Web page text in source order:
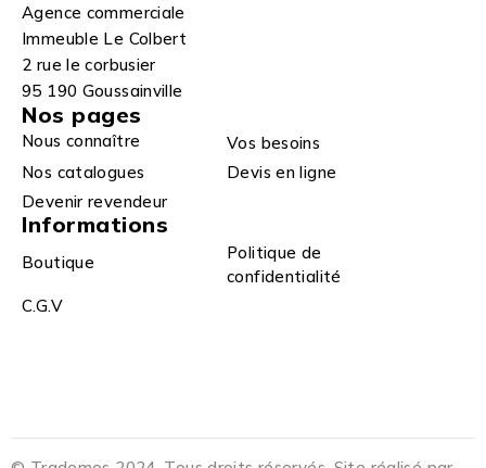
Agence commerciale
Immeuble Le Colbert
2 rue le corbusier
95 190 Goussainville
Nos pages
Nous connaître
Vos besoins
Nos catalogues
Devis en ligne
Devenir revendeur
Informations
Boutique
Politique de
confidentialité
C.G.V